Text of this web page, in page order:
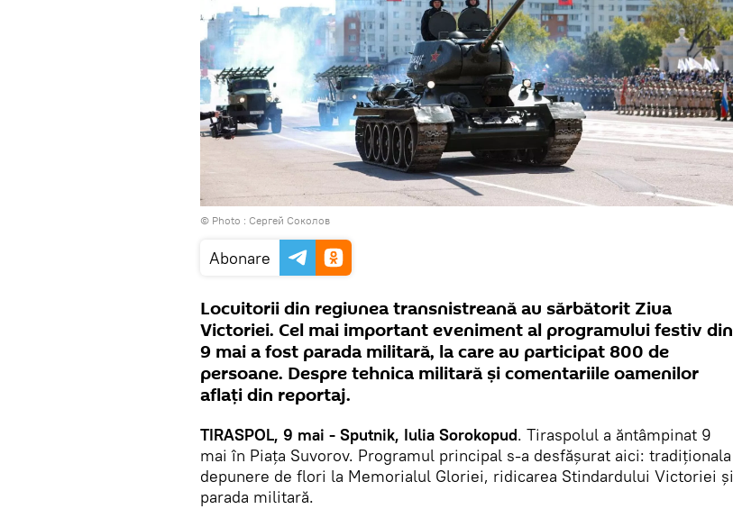
© Photo : Сергей Соколов
Abonare
Locuitorii din regiunea transnistreană au sărbătorit Ziua
Victoriei. Cel mai important eveniment al programului festiv din
9 mai a fost parada militară, la care au participat 800 de
persoane. Despre tehnica militară și comentariile oamenilor
aflați din reportaj.
TIRASPOL, 9 mai - Sputnik, Iulia Sorokopud. Tiraspolul a ăntâmpinat 9
mai în Piața Suvorov. Programul principal s-a desfășurat aici: tradiționala
depunere de flori la Memorialul Gloriei, ridicarea Stindardului Victoriei și
parada militară.